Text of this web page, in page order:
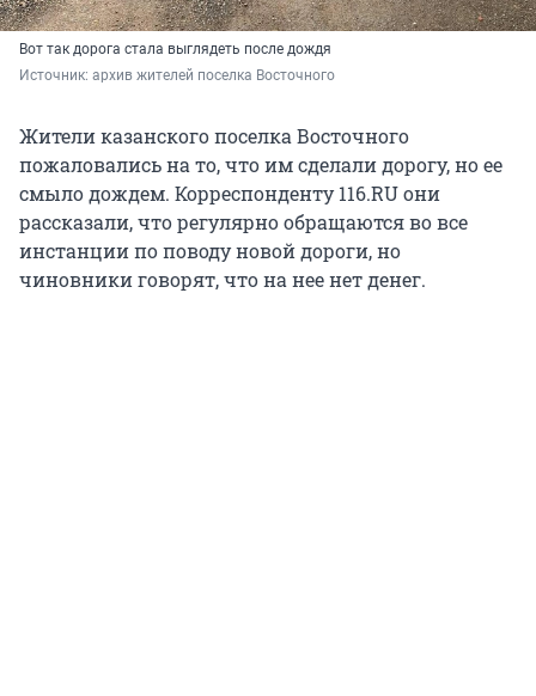
Вот так дорога стала выглядеть после дождя
Источник: архив жителей поселка Восточного
Жители казанского поселка Восточного
пожаловались на то, что им сделали дорогу, но ее
смыло дождем. Корреспонденту 116.RU они
рассказали, что регулярно обращаются во все
инстанции по поводу новой дороги, но
чиновники говорят, что на нее нет денег.